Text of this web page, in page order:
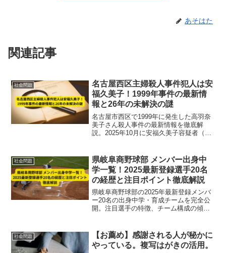
あそはた
関連記事
社会問題
名古屋西区主婦殺人事件犯人は安
福久美子！1999年事件の最新情
報と26年の未解決の謎
名古屋市西区で1999年に発生した高羽奈
美子さん殺人事件の最新情報を徹底解
説。2025年10月に安福久美子容疑者（69
の経緯、被害者夫の尽力も紹介。
社会問題
県岐阜商野球部 メンバー出身中
学一覧！2025最新登録選手20名
の経歴と注目ポイント徹底解説
県岐阜商野球部の2025年最新登録メンバ
ー20名の出身中学・育成チームを完全公
開。注目選手の特徴、チーム構成の傾
社会問題
【お薦め】感謝される人が秘かに
やっている。複写はがきの活用。